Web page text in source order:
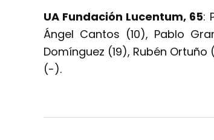
UA Fundación Lucentum, 65:
Ángel Cantos (10), Pablo
Domínguez (19), Rubén
(-).